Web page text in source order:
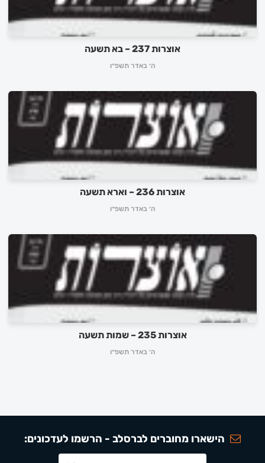
אוצרות 237 – בא תשעה
ה׳ באדר תשפ״ו
אוצרות 236 – וארא תשעה
ה׳ באדר תשפ״ו
אוצרות 235 – שמות תשעה
ה׳ באדר תשפ״ו
הישארו מחוברים לברסלב - הרשמו לעדכונים:
לכניסה לאינדקס ➔